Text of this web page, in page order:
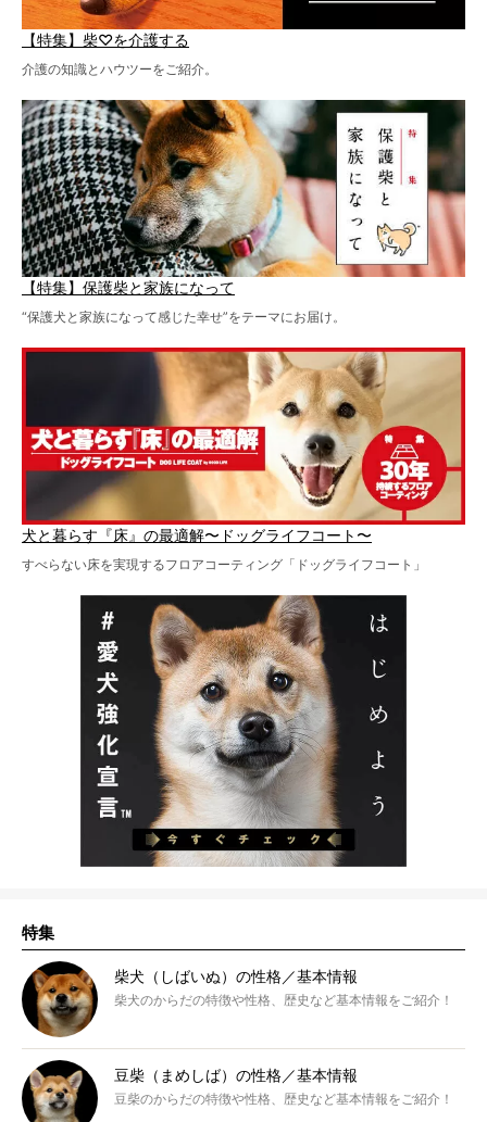
【特集】柴♡を介護する
介護の知識とハウツーをご紹介。
【特集】保護柴と家族になって
“保護犬と家族になって感じた幸せ”をテーマにお届け。
犬と暮らす『床』の最適解〜ドッグライフコート〜
すべらない床を実現するフロアコーティング「ドッグライフコート」
特集
柴犬（しばいぬ）の性格／基本情報
柴犬のからだの特徴や性格、歴史など基本情報をご紹介！
豆柴（まめしば）の性格／基本情報
豆柴のからだの特徴や性格、歴史など基本情報をご紹介！